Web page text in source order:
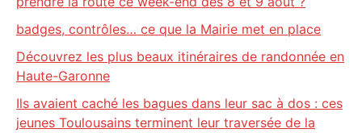
badges, contrôles… ce que la Mairie met en place
Découvrez les plus beaux itinéraires de randonnée en
Haute-Garonne
Ils avaient caché les bagues dans leur sac à dos : ces
jeunes Toulousains terminent leur traversée de la